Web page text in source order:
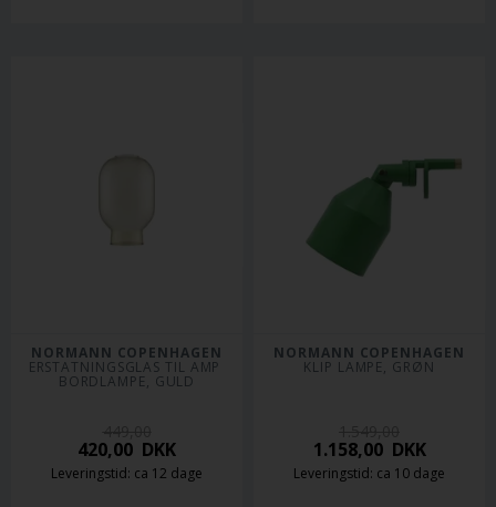
NORMANN COPENHAGEN
ERSTATNINGSGLAS TIL AMP
BORDLAMPE, GULD
420,00 DKK
Leveringstid: ca 12 dage
NORMANN COPENHAGEN
KLIP LAMPE, GRØN
1.158,00DKK
Leveringstid: ca 10 dage